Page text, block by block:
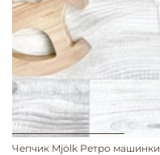
Чепчик Mjölk Ретро машинки